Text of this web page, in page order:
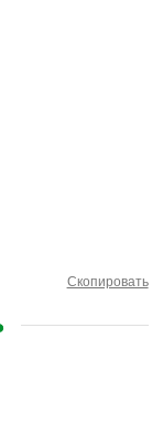
Скопировать